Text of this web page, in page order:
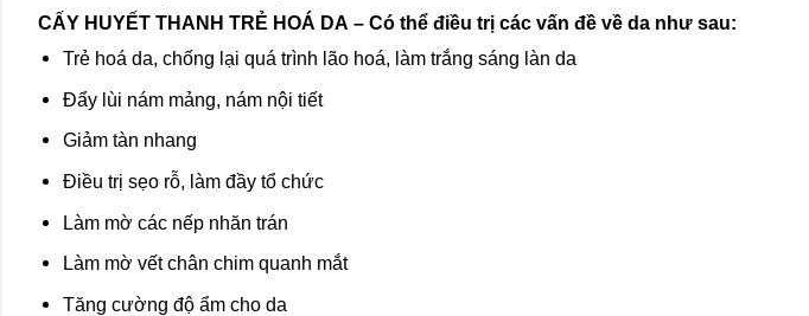
CẤY HUYẾT THANH TRẺ HOÁ DA – Có thể điều trị các vấn đề về da như sau:
Trẻ hoá da, chống lại quá trình lão hoá, làm trắng sáng làn da
Đẩy lùi nám mảng, nám nội tiết
Giảm tàn nhang
Điều trị sẹo rỗ, làm đầy tổ chức
Làm mờ các nếp nhăn trán
Làm mờ vết chân chim quanh mắt
Tăng cường độ ẩm cho da